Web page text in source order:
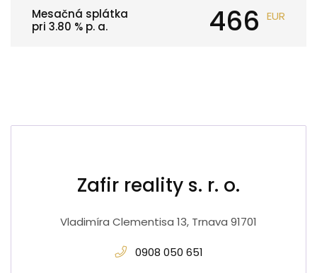
Mesačná splátka
pri 3.80 % p. a. 466 EUR
Zafir reality s. r. o.
Vladimíra Clementisa 13, Trnava 91701
0908 050 651